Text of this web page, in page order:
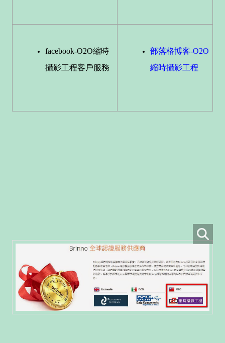
facebook-O2O縮時
攝影工程客戶服務
部落格博客-O2O
縮時攝影工程